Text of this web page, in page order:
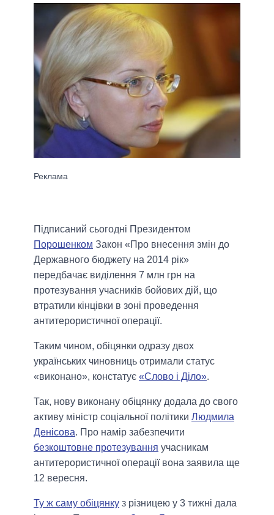
Підписаний сьогодні Президентом
Порошенком Закон «Про внесення змін до
Державного бюджету на 2014 рік»
передбачає виділення 7 млн грн на
протезування учасників бойових дій, що
втратили кінцівки в зоні проведення
антитерористичної операції.
Таким чином, обіцянки одразу двох
українських чиновниць отримали статус
«виконано», констатує «Слово і Діло».
Так, нову виконану обіцянку додала до свого
активу міністр соціальної політики Людмила
Денісова. Про намір забезпечити
безкоштовне протезування учасникам
антитерористичної операції вона заявила ще
12 вересня.
Ту ж саму обіцянку з різницею у 3 тижні дала